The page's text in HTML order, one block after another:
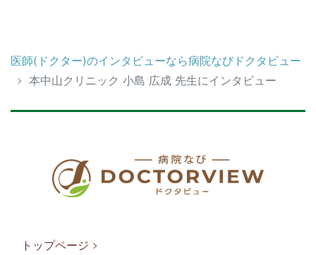
医師(ドクター)のインタビューなら病院なびドクタビュー
本中山クリニック 小島 広成 先生にインタビュー
トップページ